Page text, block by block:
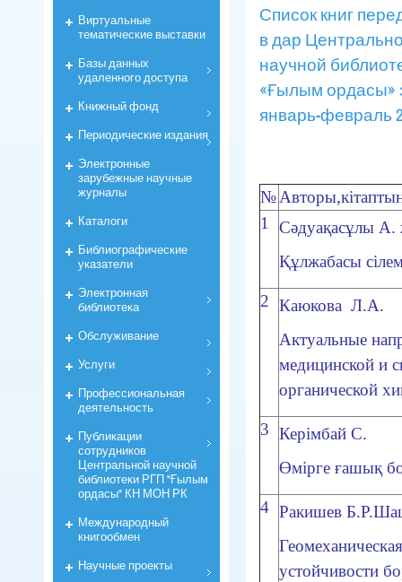
Список книг
в дар
научной
«Ғылым ордасы»
январь-февраль
№
1 Сәдуақасұлы А.
Құлжабасы
2 Каюкова Л.А.
Актуальные
медицинской и
органической
3 Керімбай С.
Өмірге ғашық
4 Ракишев
устойчивости
Виртуальные
тематические выставки
Базы данных
удаленного доступа
Книжный фонд
Периодические издания
Электронные
зарубежные научные
журналы
Каталоги
Библиографические
указатели
Электронная
библиотека
Обслуживание
Услуги
Профессиональная
деятельность
Публикации
сотрудников
Центральной научной
библиотеки РГП "Ғылым
ордасы" КН МОН РК
Международный
книгообмен
Научные проекты